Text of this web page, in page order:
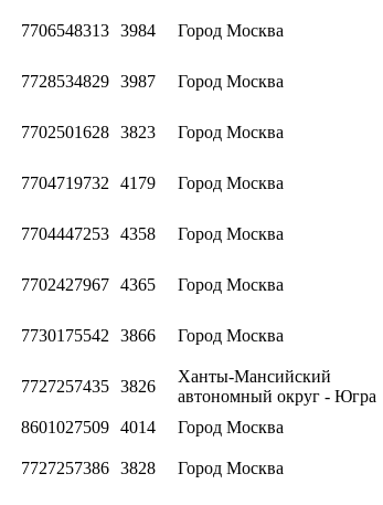
7706548313 3984 Город Москва
7728534829 3987 Город Москва
7702501628 3823 Город Москва
7704719732 4179 Город Москва
7704447253 4358 Город Москва
7702427967 4365 Город Москва
7730175542 3866 Город Москва
7727257435 3826
Ханты-Мансийский
автономный округ - Югра
8601027509 4014 Город Москва
7727257386 3828 Город Москва